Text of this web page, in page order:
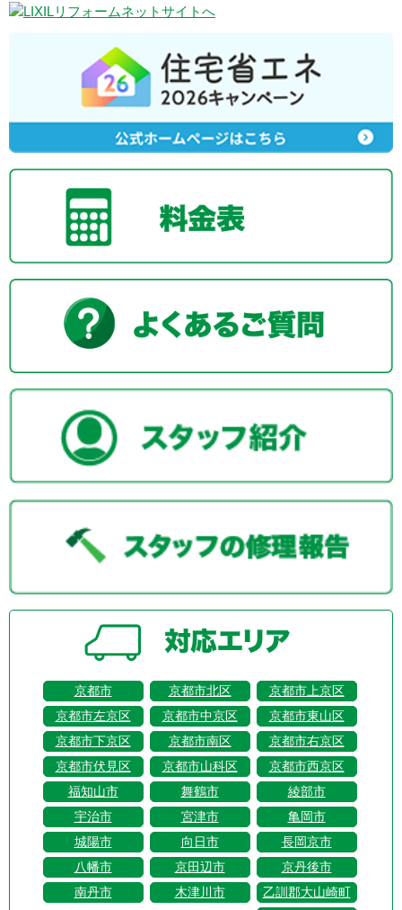
京都市 京都市北区
京都市上京区
京都市左京区
京都市中京区
京都市東山区
京都市下京区
京都市南区
京都市右京区
京都市伏見区
京都市山科区
京都市西京区
福知山市
舞鶴市
綾部市
宇治市
宮津市
亀岡市
城陽市
向日市
長岡京市
八幡市
京田辺市
京丹後市
南丹市
木津川市 乙訓郡大山崎町